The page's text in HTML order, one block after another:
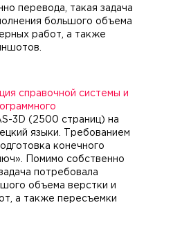
перевода, такая задача
большого объема
работ, а также
справочной системы и
3D (2500 страниц) на
языки. Требованием
конечного
Помимо собственно
потребовала
объема верстки и
а также пересъемки